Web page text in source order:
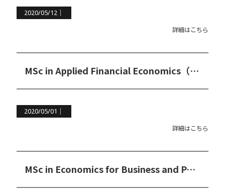
2020/05/12｜
詳細はこちら
MSc in Applied Financial Economics（応用金融経済学修士コース）
2020/05/01｜
詳細はこちら
MSc in Economics for Business and Policy（ビジネスとポリシーのための経済学修士コース）